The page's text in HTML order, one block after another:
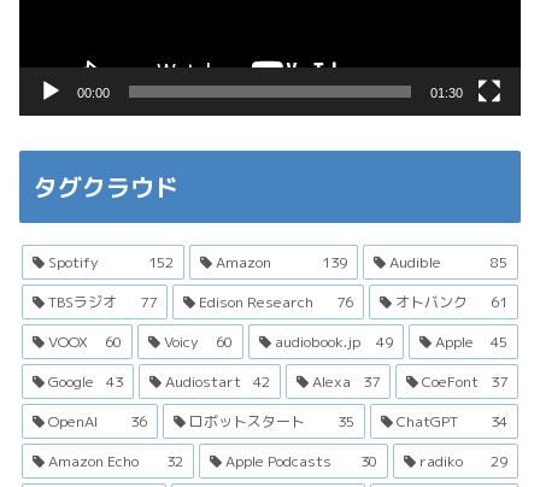
00:00 01:30
タグクラウド
Spotify 152 Amazon 139 Audible
85
TBSラジオ
77 Edison Research 76 オトバンク
61
VOOX
60 Voicy 60 audiobook.jp 49 Apple
45
Google
43 Audiostart 42 Alexa 37 CoeFont
37
OpenAI
36 ロボットスタート 35 ChatGPT
34
Amazon Echo
32 Apple Podcasts 30 radiko
29